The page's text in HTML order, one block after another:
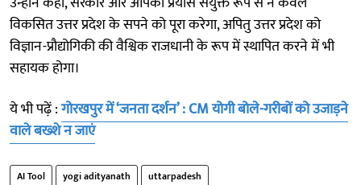
विकसित उत्तर प्रदेश के सपने को पूरा करेगा, अपितु उत्तर प्रदेश को
विज्ञान-प्रौद्योगिकी की वैश्विक राजधानी के रूप में स्थापित करने में भी
सहायक होगा।
ये भी पढ़ें :गोरखपुर में ‘जनता दर्शन’ : CM योगी बोले-गरीबों को उजाड़ने
वाले बख्शे न जाएं
AI Tool yogi adityanath uttarpadesh